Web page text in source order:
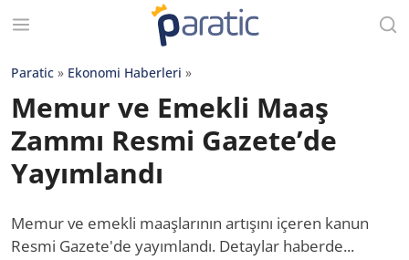
Paratic » Ekonomi Haberleri »
Memur ve Emekli Maaş
Zammı Resmi Gazete’de
Yayımlandı
Memur ve emekli maaşlarının artışını içeren kanun
Resmi Gazete'de yayımlandı. Detaylar haberde...